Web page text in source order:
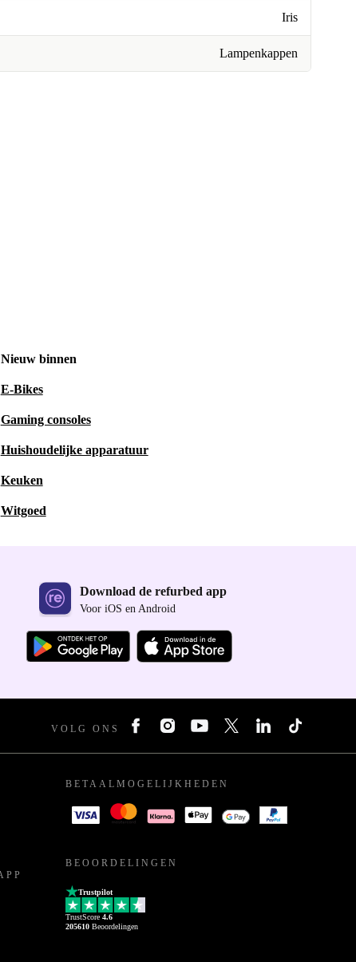
Iris
Lampenkappen
Nieuw binnen
E-Bikes
Gaming consoles
Huishoudelijke apparatuur
Keuken
Witgoed
Download de refurbed app
Voor iOS en Android
VOLG ONS
BETAALMOGELIJKHEDEN
BEOORDELINGEN
Trustpilot
TrustScore 4.6
205610 Beoordelingen